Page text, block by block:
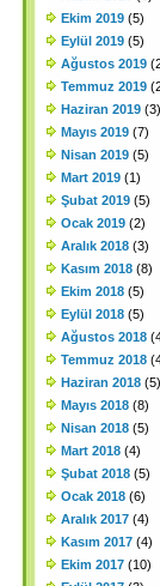
Ekim 2019 (5)
Eylül 2019 (5)
Ağustos 2019
Temmuz 2019
Haziran 2019 (3)
Mayıs 2019 (7)
Nisan 2019 (5)
Mart 2019 (1)
Şubat 2019 (5)
Ocak 2019 (2)
Aralık 2018 (3)
Kasım 2018 (8)
Ekim 2018 (5)
Eylül 2018 (5)
Ağustos 2018
Temmuz 2018
Haziran 2018 (5)
Mayıs 2018 (8)
Nisan 2018 (5)
Mart 2018 (4)
Şubat 2018 (5)
Ocak 2018 (6)
Aralık 2017 (4)
Kasım 2017 (4)
Ekim 2017 (10)